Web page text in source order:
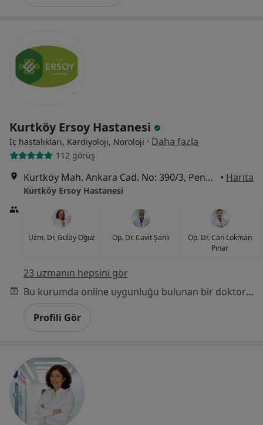
Kurtköy Ersoy Hastanesi
İç hastalıkları, Kardiyoloji, Nöroloji · Daha fazla
112 görüş
Kurtköy Mah. Ankara Cad. No: 390/3, Pendik • Harita
Kurtköy Ersoy Hastanesi
Uzm. Dr. Gülay Oğuz Op. Dr. Cavit Şanlı
Op. Dr. Can Lokman
Pınar
23 uzmanın hepsini gör
Bu kurumda online uygunluğu bulunan bir doktor veya uzman bulunamadı
Profili Gör